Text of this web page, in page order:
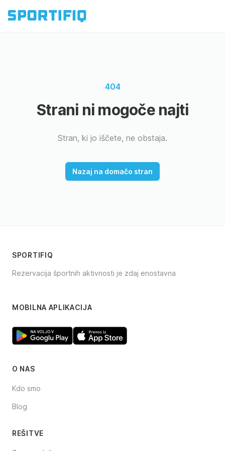
404
Strani ni mogoče najti
Stran, ki jo iščete, ne obstaja.
Nazaj na domačo stran
SPORTIFIQ
Rezervacija športnih aktivnosti je zdaj enostavna
MOBILNA APLIKACIJA
O NAS
Kdo smo
Blog
REŠITVE